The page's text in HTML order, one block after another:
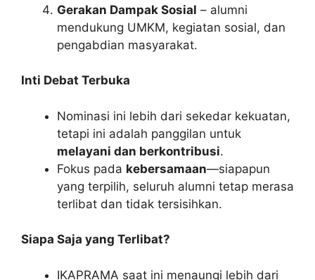
Gerakan Dampak Sosial – alumni
mendukung UMKM, kegiatan sosial, dan
pengabdian masyarakat.
Inti Debat Terbuka
Nominasi ini lebih dari sekedar kekuatan,
tetapi ini adalah panggilan untuk
melayani dan berkontribusi.
Fokus pada kebersamaan—siapapun
yang terpilih, seluruh alumni tetap merasa
terlibat dan tidak tersisihkan.
Siapa Saja yang Terlibat?
IKAPRAMA saat ini menaungi lebih dari